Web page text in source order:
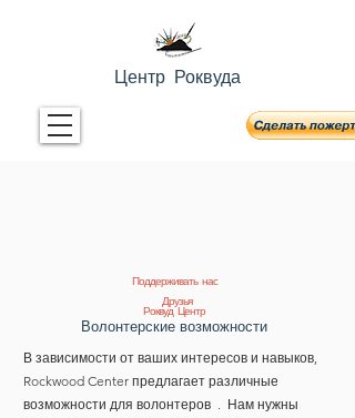
Центр Роквуда
Поддерживать нас
Друзья
Роквуд Центр
Волонтерские возможности
В зависимости от ваших интересов и навыков,
Rockwood Center предлагает различные
возможности для волонтеров . Нам нужны